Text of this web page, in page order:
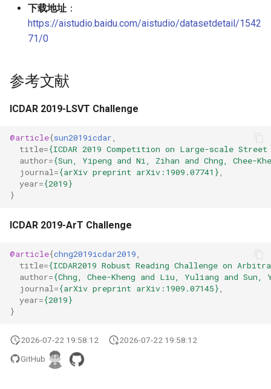
下载地址 ：
https://aistudio.baidu.com/aistudio/datasetdetail/1542
71/0
参考文献
ICDAR 2019-LSVT Challenge
@article{sun2019icdar,
title={ICDAR 2019 Competition on Large-scale
author={Sun, Yipeng and Ni, Zihan and Chng, Chee-
journal={arXiv preprint arXiv:1909.07741},
year={2019}
}
ICDAR 2019-ArT Challenge
@article{chng2019icdar2019,
title={ICDAR2019 Robust Reading Challenge on
author={Chng, Chee-Kheng and Liu, Yuliang and
journal={arXiv preprint arXiv:1909.07145},
year={2019}
}
2026-07-22 19:58:12
2026-07-22 19:58:12
GitHub